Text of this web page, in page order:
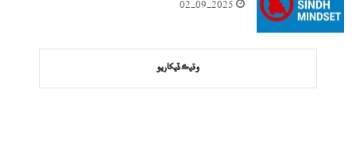
02-09-2025
وڌيڪ ڏيکاريو